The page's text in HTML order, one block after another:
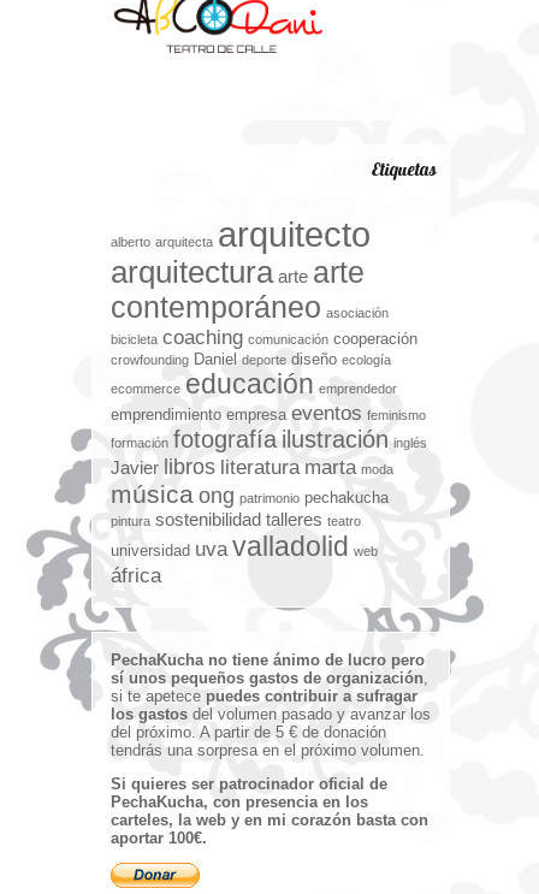
Etiquetas
alberto arquitecta arquitecto
arquitectura arte arte
contemporáneo asociación
bicicleta coaching comunicación cooperación
crowfounding Daniel deporte diseño ecología
ecommerce educación emprendedor
emprendimiento empresa eventos feminismo
formación fotografía ilustración inglés
Javier libros literatura marta moda
músicaong patrimonio pechakucha
pintura sostenibilidad talleres teatro
universidad uva valladolid web
áfrica
PechaKucha no tiene ánimo de lucro pero
sí unos pequeños gastos de organización,
si te apetece puedes contribuir a sufragar
los gastos del volumen pasado y avanzar los
del próximo. A partir de 5 € de donación
tendrás una sorpresa en el próximo volumen.
Si quieres ser patrocinador oficial de
PechaKucha, con presencia en los
carteles, la web y en mi corazón basta con
aportar 100€.